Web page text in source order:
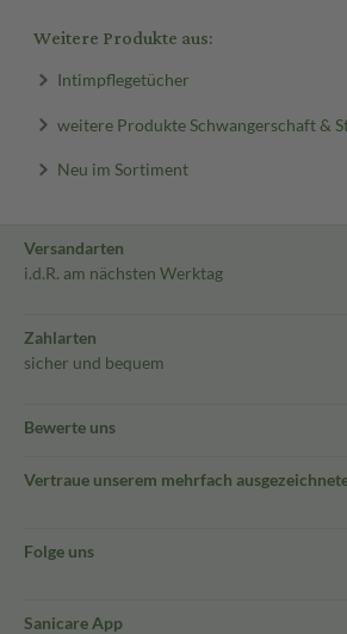
Weitere Produkte aus:
Intimpflegetücher
weitere Produkte Schwangerschaft &
Neu im Sortiment
Versandarten
i.d.R. am nächsten Werktag
Zahlarten
sicher und bequem
Bewerte uns
Vertraue unserem mehrfach
Folge uns
Sanicare App